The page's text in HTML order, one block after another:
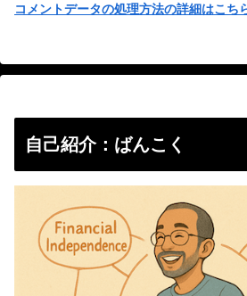
コメントデータの処理方法の詳細はこち
自己紹介：ばんこく